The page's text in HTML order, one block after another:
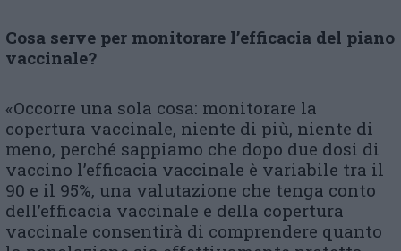
Cosa serve per monitorare l’efficacia del piano
vaccinale?
«Occorre una sola cosa: monitorare la
copertura vaccinale, niente di più, niente di
meno, perché sappiamo che dopo due dosi di
vaccino l’efficacia vaccinale è variabile tra il
90 e il 95%, una valutazione che tenga conto
dell’efficacia vaccinale e della copertura
vaccinale consentirà di comprendere quanto